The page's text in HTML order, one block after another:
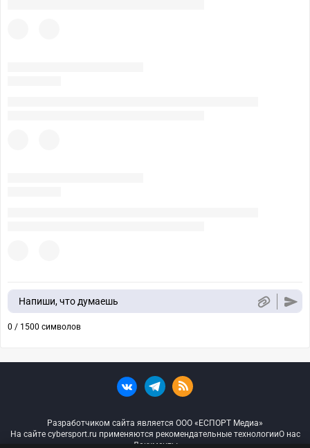
Напиши, что думаешь
0 / 1500 символов
Разработчиком сайта является ООО «ЕСПОРТ Медиа»
На сайте cybersport.ru применяются рекомендательные технологииО нас
Документы